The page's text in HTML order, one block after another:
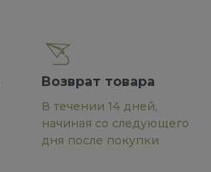
Возврат товара
В течении 14 дней,
начиная со следующего
дня после покупки